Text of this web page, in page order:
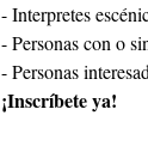
- Interpretes
- Personas con o
- Personas
¡Inscríbete ya!